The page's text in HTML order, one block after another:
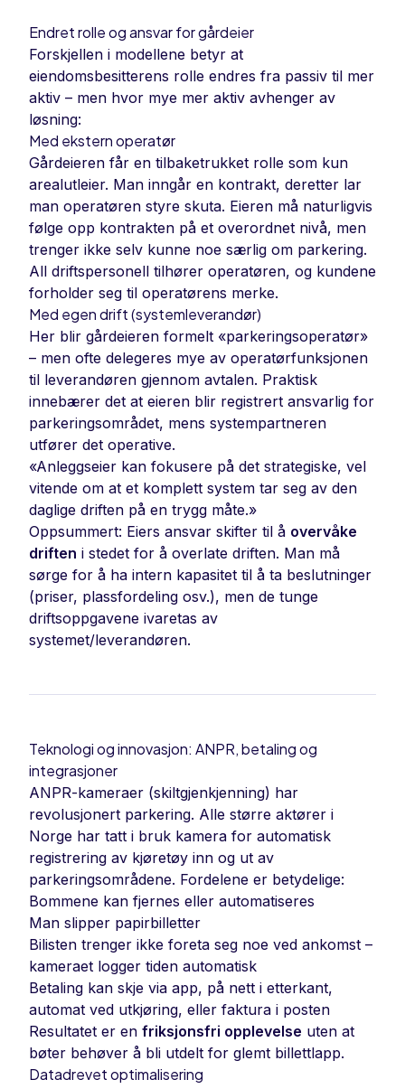
Endret rolle og ansvar for gårdeier
Forskjellen i modellene betyr at
eiendomsbesitterens rolle endres fra passiv til mer
aktiv – men hvor mye mer aktiv avhenger av
løsning:
Med ekstern operatør
Gårdeieren får en tilbaketrukket rolle som kun
arealutleier. Man inngår en kontrakt, deretter lar
man operatøren styre skuta. Eieren må naturligvis
følge opp kontrakten på et overordnet nivå, men
trenger ikke selv kunne noe særlig om parkering.
All driftspersonell tilhører operatøren, og kundene
forholder seg til operatørens merke.
Med egen drift (systemleverandør)
Her blir gårdeieren formelt «parkeringsoperatør»
– men ofte delegeres mye av operatørfunksjonen
til leverandøren gjennom avtalen. Praktisk
innebærer det at eieren blir registrert ansvarlig for
parkeringsområdet, mens systempartneren
utfører det operative.
«Anleggseier kan fokusere på det strategiske, vel
vitende om at et komplett system tar seg av den
daglige driften på en trygg måte.»
Oppsummert: Eiers ansvar skifter til å overvåke
driften i stedet for å overlate driften. Man må
sørge for å ha intern kapasitet til å ta beslutninger
(priser, plassfordeling osv.), men de tunge
driftsoppgavene ivaretas av
systemet/leverandøren.
Teknologi og innovasjon: ANPR, betaling og
integrasjoner
ANPR-kameraer (skiltgjenkjenning) har
revolusjonert parkering. Alle større aktører i
Norge har tatt i bruk kamera for automatisk
registrering av kjøretøy inn og ut av
parkeringsområdene. Fordelene er betydelige:
Bommene kan fjernes eller automatiseres
Man slipper papirbilletter
Bilisten trenger ikke foreta seg noe ved ankomst –
kameraet logger tiden automatisk
Betaling kan skje via app, på nett i etterkant,
automat ved utkjøring, eller faktura i posten
Resultatet er en friksjonsfri opplevelse uten at
bøter behøver å bli utdelt for glemt billettlapp.
Datadrevet optimalisering